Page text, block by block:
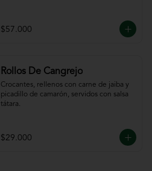
$57.000
Rollos De Cangrejo
Crocantes, rellenos con carne de jaiba y
picadillo de camarón, servidos con salsa
tátara.
$29.000